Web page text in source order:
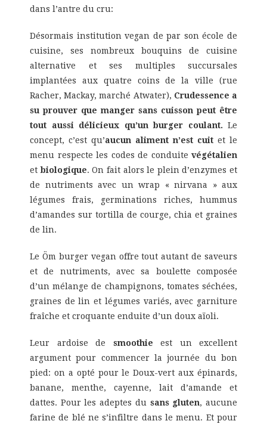
dans l’antre du cru:
Désormais institution vegan de par son école de
cuisine, ses nombreux bouquins de cuisine
alternative et ses multiples succursales
implantées aux quatre coins de la ville (rue
Racher, Mackay, marché Atwater), Crudessence a
su prouver que manger sans cuisson peut être
tout aussi délicieux qu’un burger coulant. Le
concept, c’est qu’aucun aliment n’est cuit et le
menu respecte les codes de conduite végétalien
etbiologique. On fait alors le plein d’enzymes et
de nutriments avec un wrap « nirvana » aux
légumes frais, germinations riches, hummus
d’amandes sur tortilla de courge, chia et graines
de lin.
Le Öm burger vegan offre tout autant de saveurs
et de nutriments, avec sa boulette composée
d’un mélange de champignons, tomates séchées,
graines de lin et légumes variés, avec garniture
fraîche et croquante enduite d’un doux aïoli.
Leur ardoise de smoothie est un excellent
argument pour commencer la journée du bon
pied: on a opté pour le Doux-vert aux épinards,
banane, menthe, cayenne, lait d’amande et
dattes. Pour les adeptes du sans gluten, aucune
farine de blé ne s’infiltre dans le menu. Et pour